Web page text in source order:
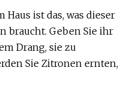
ist das, was dieser
braucht. Geben Sie ihr
Drang, sie zu
Sie Zitronen ernten,